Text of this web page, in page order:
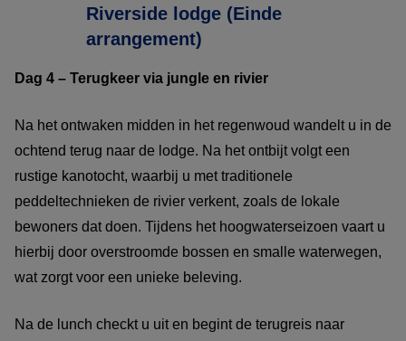
Riverside lodge (Einde
arrangement)
Dag 4 – Terugkeer via jungle en rivier
Na het ontwaken midden in het regenwoud wandelt u in de
ochtend terug naar de lodge. Na het ontbijt volgt een
rustige kanotocht, waarbij u met traditionele
peddeltechnieken de rivier verkent, zoals de lokale
bewoners dat doen. Tijdens het hoogwaterseizoen vaart u
hierbij door overstroomde bossen en smalle waterwegen,
wat zorgt voor een unieke beleving.
Na de lunch checkt u uit en begint de terugreis naar